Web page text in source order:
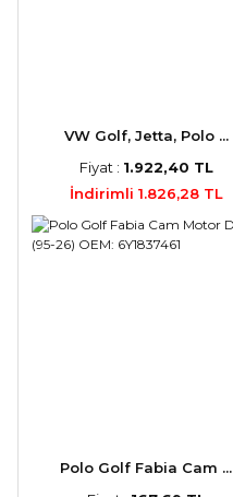
VW Golf, Jetta, Polo ...
Fiyat : 1.922,40 TL
İndirimli 1.826,28 TL
Polo Golf Fabia Cam ...